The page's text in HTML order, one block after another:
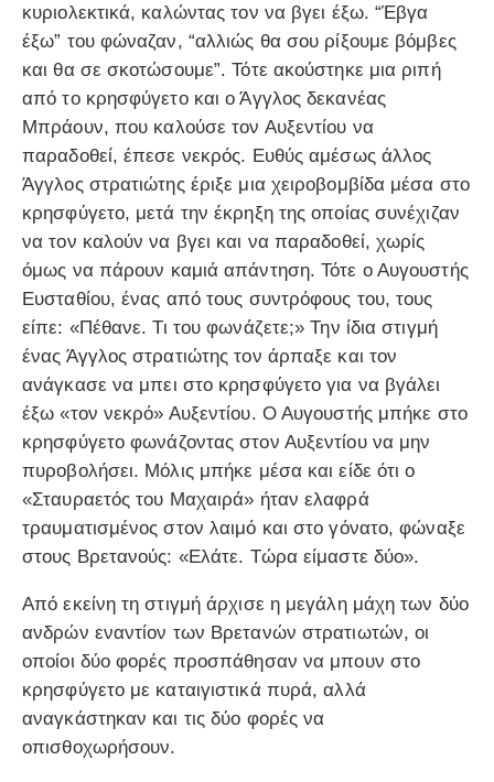
κυριολεκτικά, καλώντας τον να βγει έξω. “Έβγα
έξω” του φώναζαν, “αλλιώς θα σου ρίξουμε βόμβες
και θα σε σκοτώσουμε”. Τότε ακούστηκε μια ριπή
από το κρησφύγετο και ο Άγγλος δεκανέας
Μπράουν, που καλούσε τον Αυξεντίου να
παραδοθεί, έπεσε νεκρός. Ευθύς αμέσως άλλος
Άγγλος στρατιώτης έριξε μια χειροβομβίδα μέσα στο
κρησφύγετο, μετά την έκρηξη της οποίας συνέχιζαν
να τον καλούν να βγει και να παραδοθεί, χωρίς
όμως να πάρουν καμιά απάντηση. Τότε ο Αυγουστής
Ευσταθίου, ένας από τους συντρόφους του, τους
είπε: «Πέθανε. Τι του φωνάζετε;» Την ίδια στιγμή
ένας Άγγλος στρατιώτης τον άρπαξε και τον
ανάγκασε να μπει στο κρησφύγετο για να βγάλει
έξω «τον νεκρό» Αυξεντίου. Ο Αυγουστής μπήκε στο
κρησφύγετο φωνάζοντας στον Αυξεντίου να μην
πυροβολήσει. Μόλις μπήκε μέσα και είδε ότι ο
«Σταυραετός του Μαχαιρά» ήταν ελαφρά
τραυματισμένος στον λαιμό και στο γόνατο, φώναξε
στους Βρετανούς: «Ελάτε. Τώρα είμαστε δύο».
Από εκείνη τη στιγμή άρχισε η μεγάλη μάχη των δύο
ανδρών εναντίον των Βρετανών στρατιωτών, οι
οποίοι δύο φορές προσπάθησαν να μπουν στο
κρησφύγετο με καταιγιστικά πυρά, αλλά
αναγκάστηκαν και τις δύο φορές να
οπισθοχωρήσουν.